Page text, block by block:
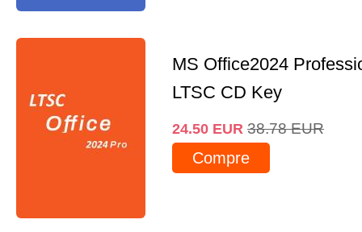
MS Office2024
LTSC CD Key
24.50 EUR 38.78 EUR
Compre